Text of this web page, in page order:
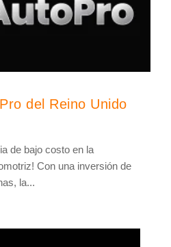
del Reino Unido
de bajo costo en la
Con una inversión de
la...